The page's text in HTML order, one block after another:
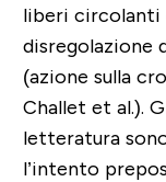
liberi circolanti
disregolazione
(azione sulla
Challet et al.).
letteratura
l’intento